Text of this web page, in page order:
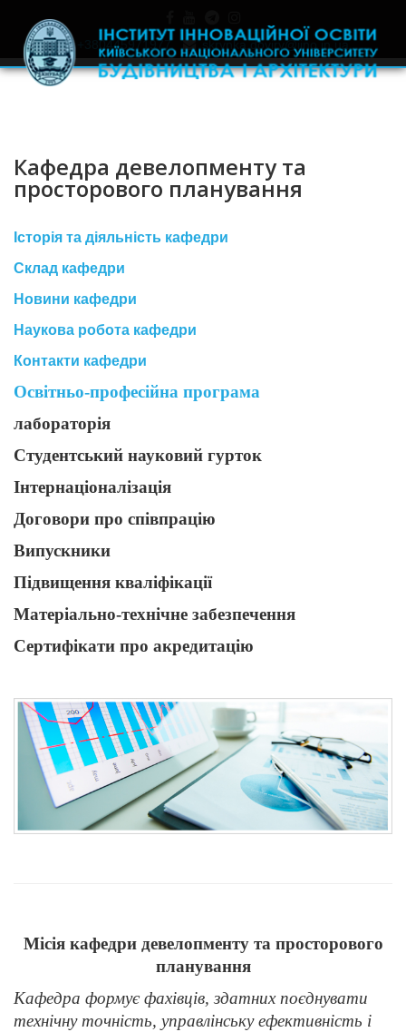
+380445971977 skrynka.doviry@iino.in.ua
Кафедра девелопменту та
просторового планування
Історія та діяльність кафедри
Склад кафедри
Новини кафедри
Наукова робота кафедри
Контакти кафедри
Освітньо-професійна програма
лабораторія
Студентський науковий гурток
Інтернаціоналізація
Договори про співпрацію
Випускники
Підвищення кваліфікації
Матеріально-технічне забезпечення
Сертифікати про акредитацію
Місія кафедри девелопменту та просторового
планування
Кафедра формує фахівців, здатних поєднувати
технічну точність, управлінську ефективність і